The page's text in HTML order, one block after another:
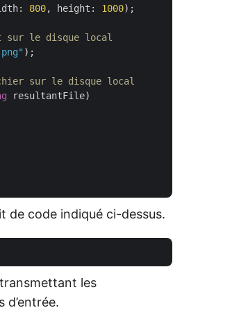
800, height: 1000);
sur le disque local
);
sur le disque local
resultantFile)
de code indiqué ci-dessus.
les